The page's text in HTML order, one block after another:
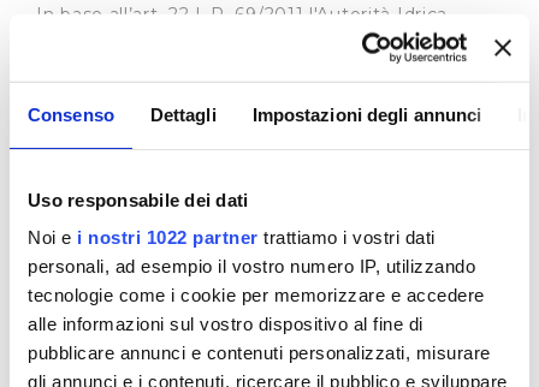
Consenso Dettagli Impostazioni degli annunci
Uso responsabile dei dati
Noi e i nostri 1022 partner trattiamo i vostri dati
personali, ad esempio il vostro numero IP, utilizzando
tecnologie come i cookie per memorizzare e accedere
alle informazioni sul vostro dispositivo al fine di
pubblicare annunci e contenuti personalizzati, misurare
gli annunci e i contenuti, ricercare il pubblico e sviluppare
In base all’art. 22 L.R. 69/2011 l'Autorità Idrica
Toscana può delegare, in tutto o in parte, i propri
poteri espropriativi al gestore del servizio idrico
affidamento del servizio i cui estremi sono
specificati in ogni atto del procedimento
Toscanaper tutte le informazioni connesse ai
procedimenti in essere.
Procedimenti ad istanza di parte
In merito ai procedimenti di istanza di parte la
Società non ha in capo tale tipologia di
provvedimento.